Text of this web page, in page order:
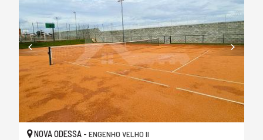
NOVA ODESSA - ENGENHO VELHO II